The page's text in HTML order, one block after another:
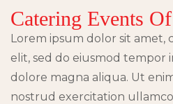
Catering Events
Lorem ipsum dolor sit amet,
elit, sed do eiusmod
dolore magna aliqua. Ut
nostrud exercitation